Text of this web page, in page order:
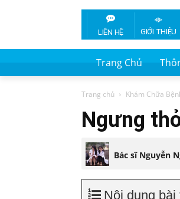
LIÊN HỆ GIỚI THIỆU
Trang Chủ
Trang chủ Khám Chữa
Ngưng
Bác sĩ Nguyễn
Nội dung bài